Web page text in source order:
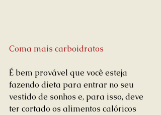
Coma mais carboidratos
É bem provável que você esteja
fazendo dieta para entrar no seu
vestido de sonhos e, para isso, deve
ter cortado os alimentos calóricos